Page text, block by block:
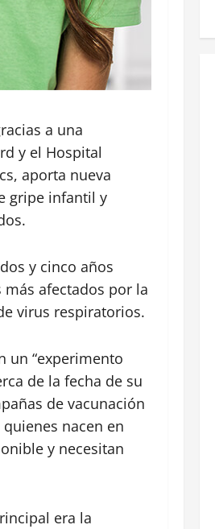
a una
y el Hospital
aporta nueva
gripe infantil y
y cinco años
afectados por la
virus respiratorios.
un “experimento
de la fecha de su
de vacunación
nacen en
y necesitan
era la